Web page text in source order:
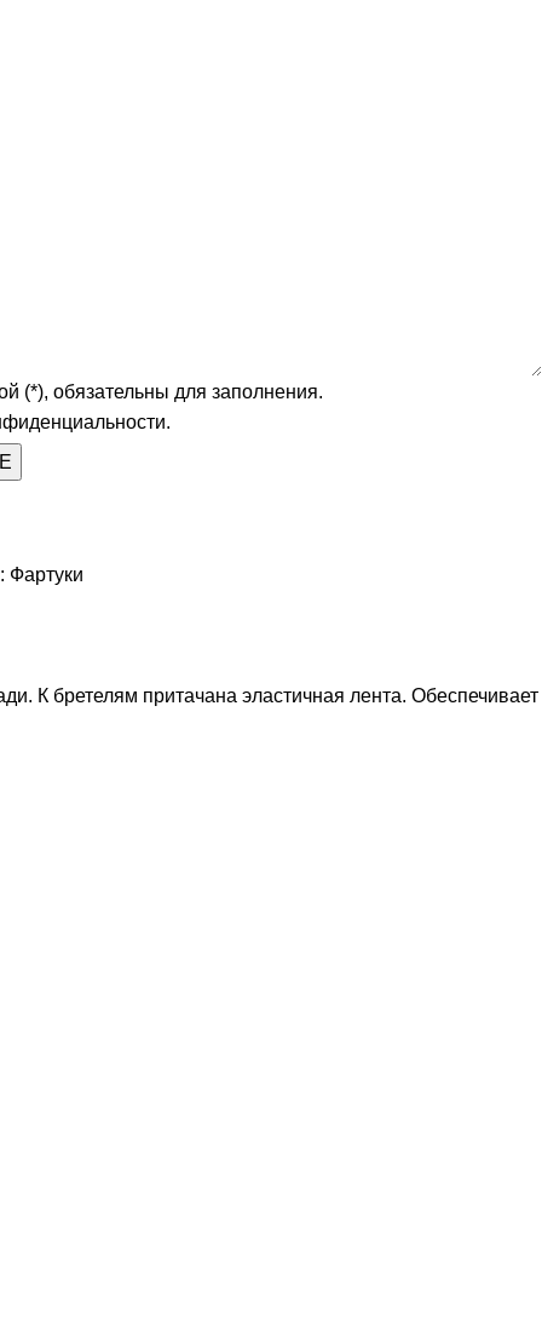
(*), обязательны для заполнения.
Фартуки
К бретелям притачана эластичная лента. Обеспечивает